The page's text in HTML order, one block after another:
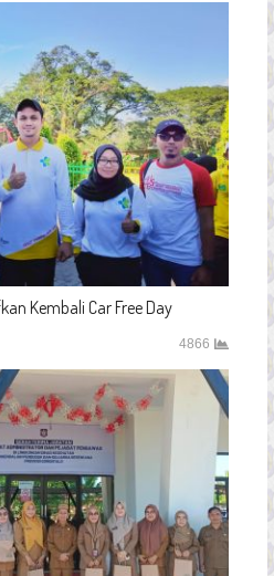
Kembali Car Free Day
4866